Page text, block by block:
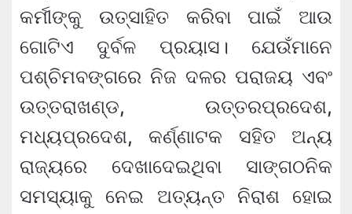
କର୍ମୀଙ୍କୁ ଉତ୍ସାହିତ କରିବା ପାଇଁ ଆଉ
ଗୋଟିଏ ଦୁର୍ବଳ ପ୍ରୟାସ। ଯେଉଁମାନେ
ପଶ୍ଚିମବଙ୍ଗରେ ନିଜ ଦଳର ପରାଜୟ ଏବଂ
ଉତ୍ତରାଖଣ୍ଡ, ଉତ୍ତରପ୍ରଦେଶ,
ମଧ୍ୟପ୍ରଦେଶ, କର୍ଣ୍ଣାଟକ ସହିତ ଅନ୍ୟ
ରାଜ୍ୟରେ ଦେଖାଦେଇଥିବା ସାଙ୍ଗଠନିକ
ସମସ୍ୟାକୁ ନେଇ ଅତ୍ୟନ୍ତ ନିରାଶ ହୋଇ